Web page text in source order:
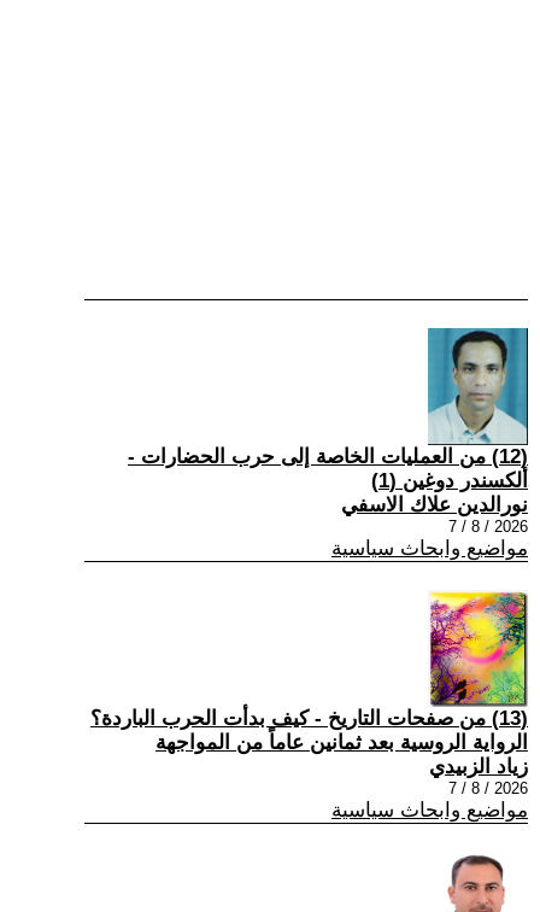
(12) من العمليات الخاصة إلى حرب الحضارات -
ألكسندر دوغين (1)
نورالدين علاك الاسفي
2026 / 8 / 7
مواضيع وابحاث سياسية
(13) من صفحات التاريخ - كيف بدأت الحرب الباردة؟
الرواية الروسية بعد ثمانين عاماً من المواجهة
زياد الزبيدي
2026 / 8 / 7
مواضيع وابحاث سياسية